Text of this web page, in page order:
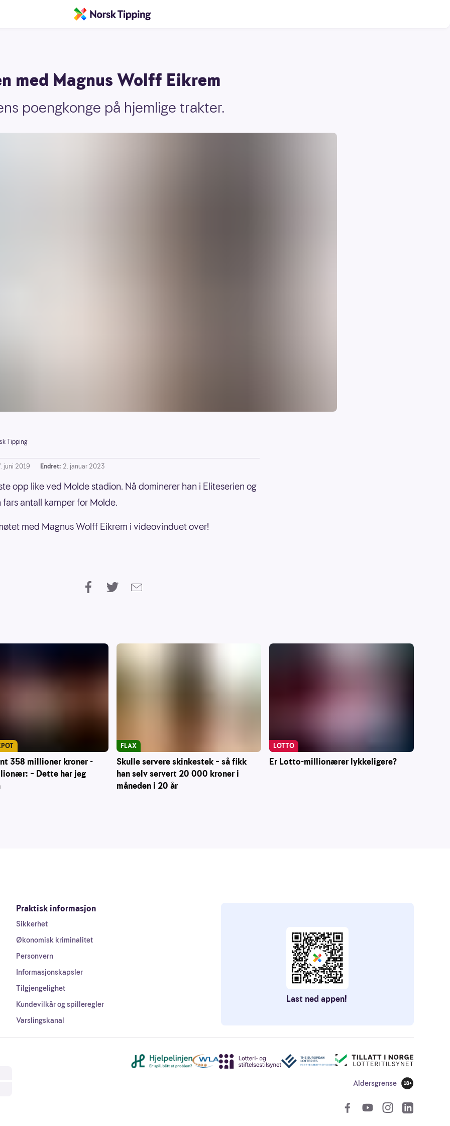
med Magnus Wolff Eikrem
poengkonge på hjemlige trakter.
Tipping
juni 2019 Endret: 2. januar 2023
opp like ved Molde stadion. Nå dominerer han i Eliteserien og
fars antall kamper for Molde.
med Magnus Wolff Eikrem i videovinduet over!
358 millioner kroner -
– Dette har jeg
Skulle servere skinkestek – så fikk
han selv servert 20 000 kroner i
måneden i 20 år
FLAX
Er Lotto-millionærer lykkeligere?
LOTTO
Praktisk informasjon
Sikkerhet
Økonomisk kriminalitet
Personvern
Informasjonskapsler
Tilgjengelighet
Kundevilkår og spilleregler
Varslingskanal
Last ned appen!
Aldersgrense
18 år